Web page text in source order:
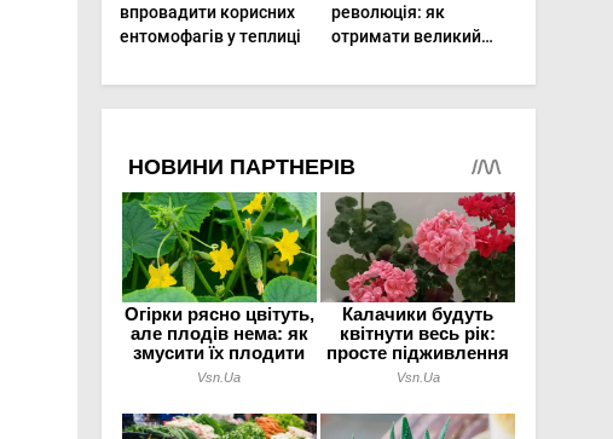
впровадити корисних
ентомофагів у теплиці
революція: як
отримати великий
мінімальній площі